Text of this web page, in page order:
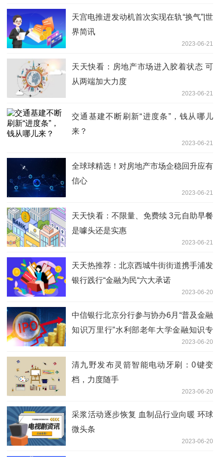
天宫电推进发动机首次实现在轨“换气”|世
界简讯
2023-06-21
天天快看：房地产市场进入胶着状态 可
从两端加大力度
2023-06-21
交通基建不断刷新“进度条”，钱从哪儿
来？
2023-06-21
全球球精选！对房地产市场企稳回升应有
信心
2023-06-21
天天快看：不限量、免费续 3元自助早餐
是噱头还是实惠
2023-06-21
天天热推荐：北京西城牛街街道携手浦发
银行践行“金融为民“六大承诺
2023-06-20
中信银行北京分行参与协办6月“普及金融
知识万里行”水利部老年大学金融知识专
2023-06-20
清九野发布灵箭智能电动牙刷：0键变
档，力度随手
2023-06-20
采浆活动逐步恢复 血制品行业向暖 环球
微头条
2023-06-20